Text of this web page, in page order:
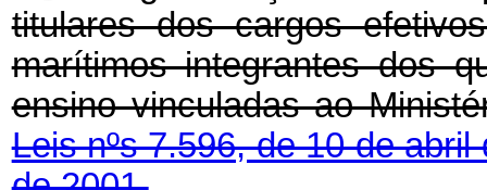
titulares dos cargos
marítimos integrantes dos
ensino vinculadas ao
Leis nºs 7.596, de 10 de